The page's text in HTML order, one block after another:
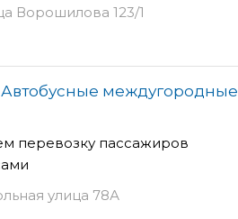
Ворошилова 123/1
Автобусные междугородные
перевозку пассажиров
улица 78А